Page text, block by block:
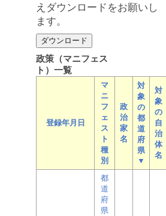
えダウンロードをお願いし
ます。
政策（マニフェス
ト）一覧
登録年月日
マ
ニ
フ
ェ
ス
ト
種
別
政
治
家
名
対
象
の
都
道
府
県
▼
対
象
の
自
治
体
名
都
道
府
県